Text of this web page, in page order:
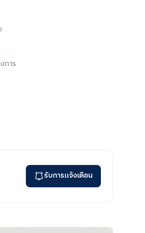
การ
รับการแจ้งเตือน